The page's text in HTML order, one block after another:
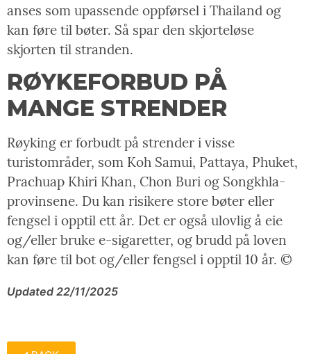
anses som upassende oppførsel i Thailand og
kan føre til bøter. Så spar den skjorteløse
skjorten til stranden.
RØYKEFORBUD PÅ
MANGE STRENDER
Røyking er forbudt på strender i visse
turistområder, som Koh Samui, Pattaya, Phuket,
Prachuap Khiri Khan, Chon Buri og Songkhla-
provinsene. Du kan risikere store bøter eller
fengsel i opptil ett år. Det er også ulovlig å eie
og/eller bruke e-sigaretter, og brudd på loven
kan føre til bot og/eller fengsel i opptil 10 år. ©
Updated 22/11/2025